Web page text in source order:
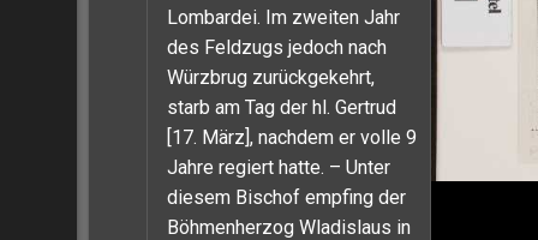
Lombardei. Im zweiten Jahr
des Feldzugs jedoch nach
Würzbrug zurückgekehrt,
starb am Tag der hl. Gertrud
[17. März], nachdem er volle 9
Jahre regiert hatte. – Unter
diesem Bischof empfing der
Böhmenherzog Wladislaus in